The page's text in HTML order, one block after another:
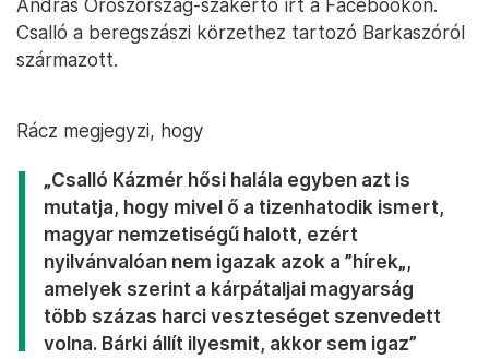
András Oroszország-szakértő írt a Facebookon.
Csalló a beregszászi körzethez tartozó Barkaszóról
származott.
Rácz megjegyzi, hogy
„Csalló Kázmér hősi halála egyben azt is
mutatja, hogy mivel ő a tizenhatodik ismert,
magyar nemzetiségű halott, ezért
nyilvánvalóan nem igazak azok a ”hírek„,
amelyek szerint a kárpátaljai magyarság
több százas harci veszteséget szenvedett
volna. Bárki állít ilyesmit, akkor sem igaz”